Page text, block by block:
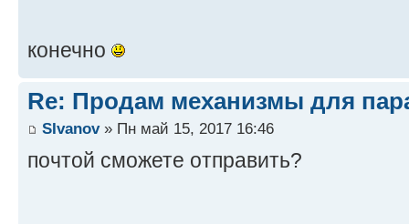
конечно
Re: Продам механизмы для
SIvanov» Пн май 15, 2017 16:46
почтой сможете отправить?